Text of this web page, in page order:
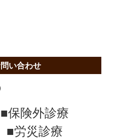
い合わせ
険外診療
労災診療